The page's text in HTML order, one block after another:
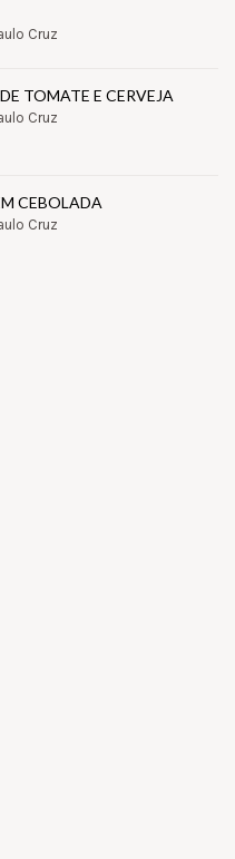
Cruz
TOMATE E CERVEJA
Cruz
CEBOLADA
Cruz